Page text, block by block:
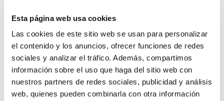
Esta página web usa cookies
Las cookies de este sitio web se usan para personalizar
el contenido y los anuncios, ofrecer funciones de redes
sociales y analizar el tráfico. Además, compartimos
información sobre el uso que haga del sitio web con
nuestros partners de redes sociales, publicidad y análisis
web, quienes pueden combinarla con otra información
- + Añadir